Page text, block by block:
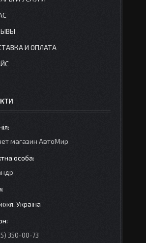
И ОПЛАТА
магазин АвтоМир
Україна
350-00-73